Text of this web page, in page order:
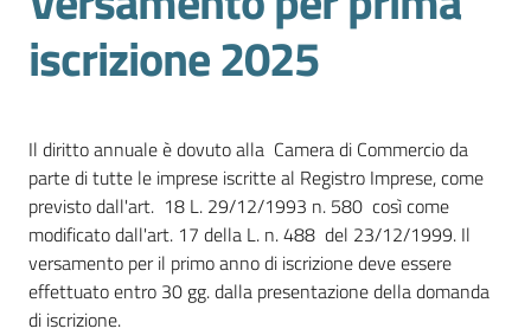
dell'Emilia
Promuovere
l'impresa
e
il
iscrizione 2025
Il diritto annuale è dovuto alla Camera di Commercio da
parte di tutte le imprese iscritte al Registro Imprese, come
previsto dall'art. 18 L. 29/12/1993 n. 580 così come
modificato dall'art. 17 della L. n. 488 del 23/12/1999. Il
versamento per il primo anno di iscrizione deve essere
effettuato entro 30 gg. dalla presentazione della domanda
di iscrizione.